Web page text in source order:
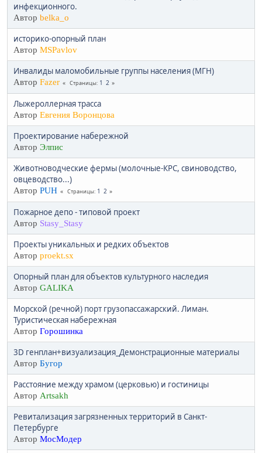
инфекционного.
Автор belka_o
историко-опорный план
Автор MSPavlov
Инвалиды маломобильные группы населения (МГН)
Автор Fazer Страницы 1 2
Лыжероллерная трасса
Автор Евгения Воронцова
Проектирование набережной
Автор Элпис
Животноводческие фермы (молочные-КРС, свиноводство,
овцеводство...)
Автор PUH Страницы 1 2
Пожарное депо - типовой проект
Автор Stasy_Stasy
Проекты уникальных и редких объектов
Автор proekt.sx
Опорный план для объектов культурного наследия
Автор GALIKA
Морской (речной) порт грузопассажарский. Лиман.
Туристическая набережная
Автор Горошинка
3D генплан+визуализация_Демонстрационные материалы
Автор Бугор
Расстояние между храмом (церковью) и гостиницы
Автор Artsakh
Ревитализация загрязненных территорий в Санкт-
Петербурге
Автор МосМодер